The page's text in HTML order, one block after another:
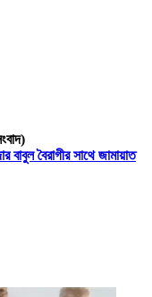
বাবুল বৈরাগীর সাথে জামায়াত